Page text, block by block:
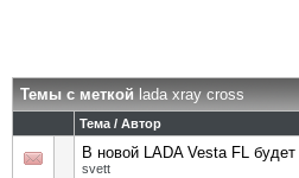
Темы с меткой lada xray cross
Тема / Автор
В новой LADA Vesta FL
svett